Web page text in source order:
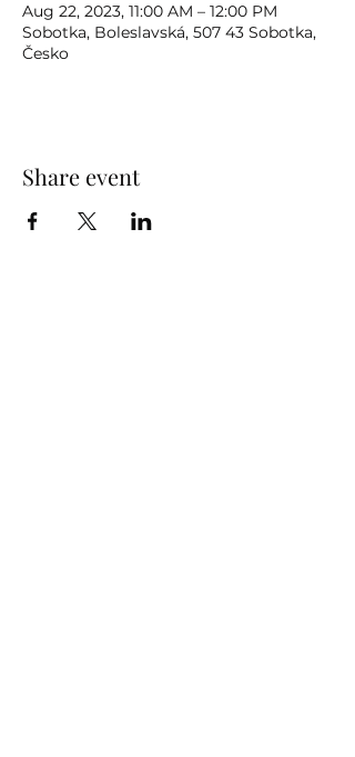
Aug 22, 2023, 11:00 AM – 12:00 PM
Sobotka, Boleslavská, 507 43 Sobotka,
Česko
Share event